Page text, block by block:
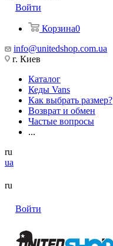
Войти
Корзина0
info@unitedshop.com.ua
г. Киев
Каталог
Кеды Vans
Как выбрать размер?
Возврат и обмен
Частые вопросы
...
ru
ua
ru
Войти